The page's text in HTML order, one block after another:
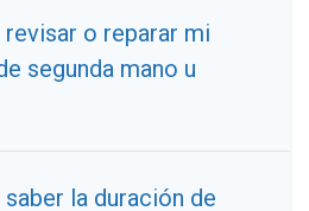
o reparar mi
segunda mano u
la duración de